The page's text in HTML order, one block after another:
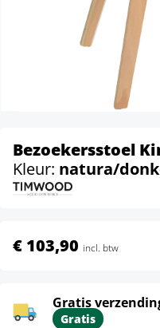
Bezoekersstoel
Kleur: natura/
€ 103,90 incl. btw
Gratis
Gratis